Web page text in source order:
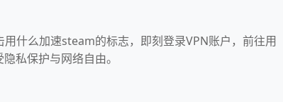
什么加速steam的标志，即刻登录VPN账户，前往用
私保护与网络自由。